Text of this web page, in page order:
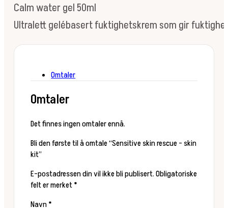
Calm water gel 50ml
Ultralett gelébasert fuktighetskrem som gir
Omtaler
Omtaler
Det finnes ingen omtaler ennå.
Bli den første til å omtale “Sensitive skin rescue – skin
kit”
E-postadressen din vil ikke bli publisert.Obligatoriske
felt er merket*
Navn*